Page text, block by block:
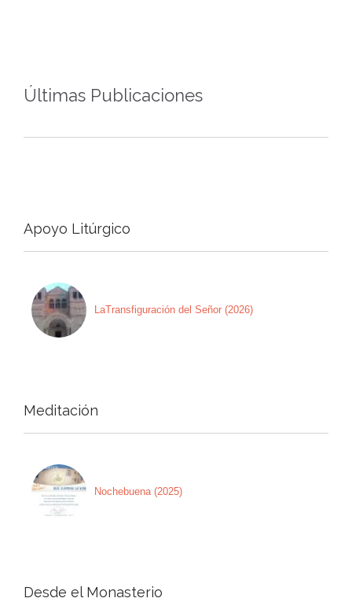
Últimas Publicaciones
Apoyo Litúrgico
LaTransfiguración del Señor (2026)
Meditación
Nochebuena (2025)
Desde el Monasterio